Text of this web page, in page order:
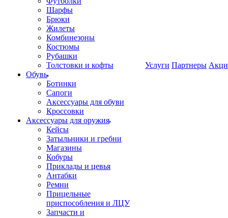
Шарфы
Брюки
Жилеты
Комбинезоны
Костюмы
Рубашки
Толстовки и кофты
Обувь
Ботинки
Сапоги
Аксессуары для обуви
Кроссовки
Аксессуары для оружия
Кейсы
Затыльники и гребни
Магазины
Кобуры
Приклады и цевья
Антабки
Ремни
Прицельные
приспособления и ЛЦУ
Запчасти и
Услуги Партнеры